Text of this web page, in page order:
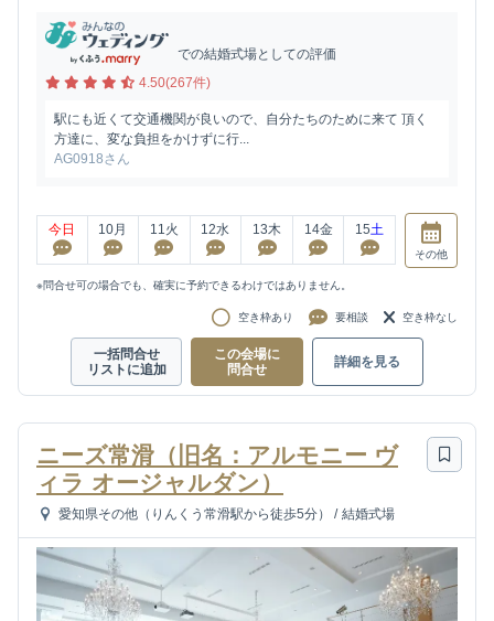
での結婚式場としての評価
4.50(267件)
駅にも近くて交通機関が良いので、自分たちのために来て 頂く
方達に、変な負担をかけずに行...
AG0918さん
今日 10月 11火 12水 13木 14金 15土
その他
※問合せ可の場合でも、確実に予約できるわけではありません。
空き枠あり 要相談 空き枠なし
一括問合せ
リストに追加
この会場に
問合せ
詳細を見る
ニーズ常滑（旧名：アルモニー ヴ
ィラ オージャルダン）
愛知県その他（りんくう常滑駅から徒歩5分） / 結婚式場